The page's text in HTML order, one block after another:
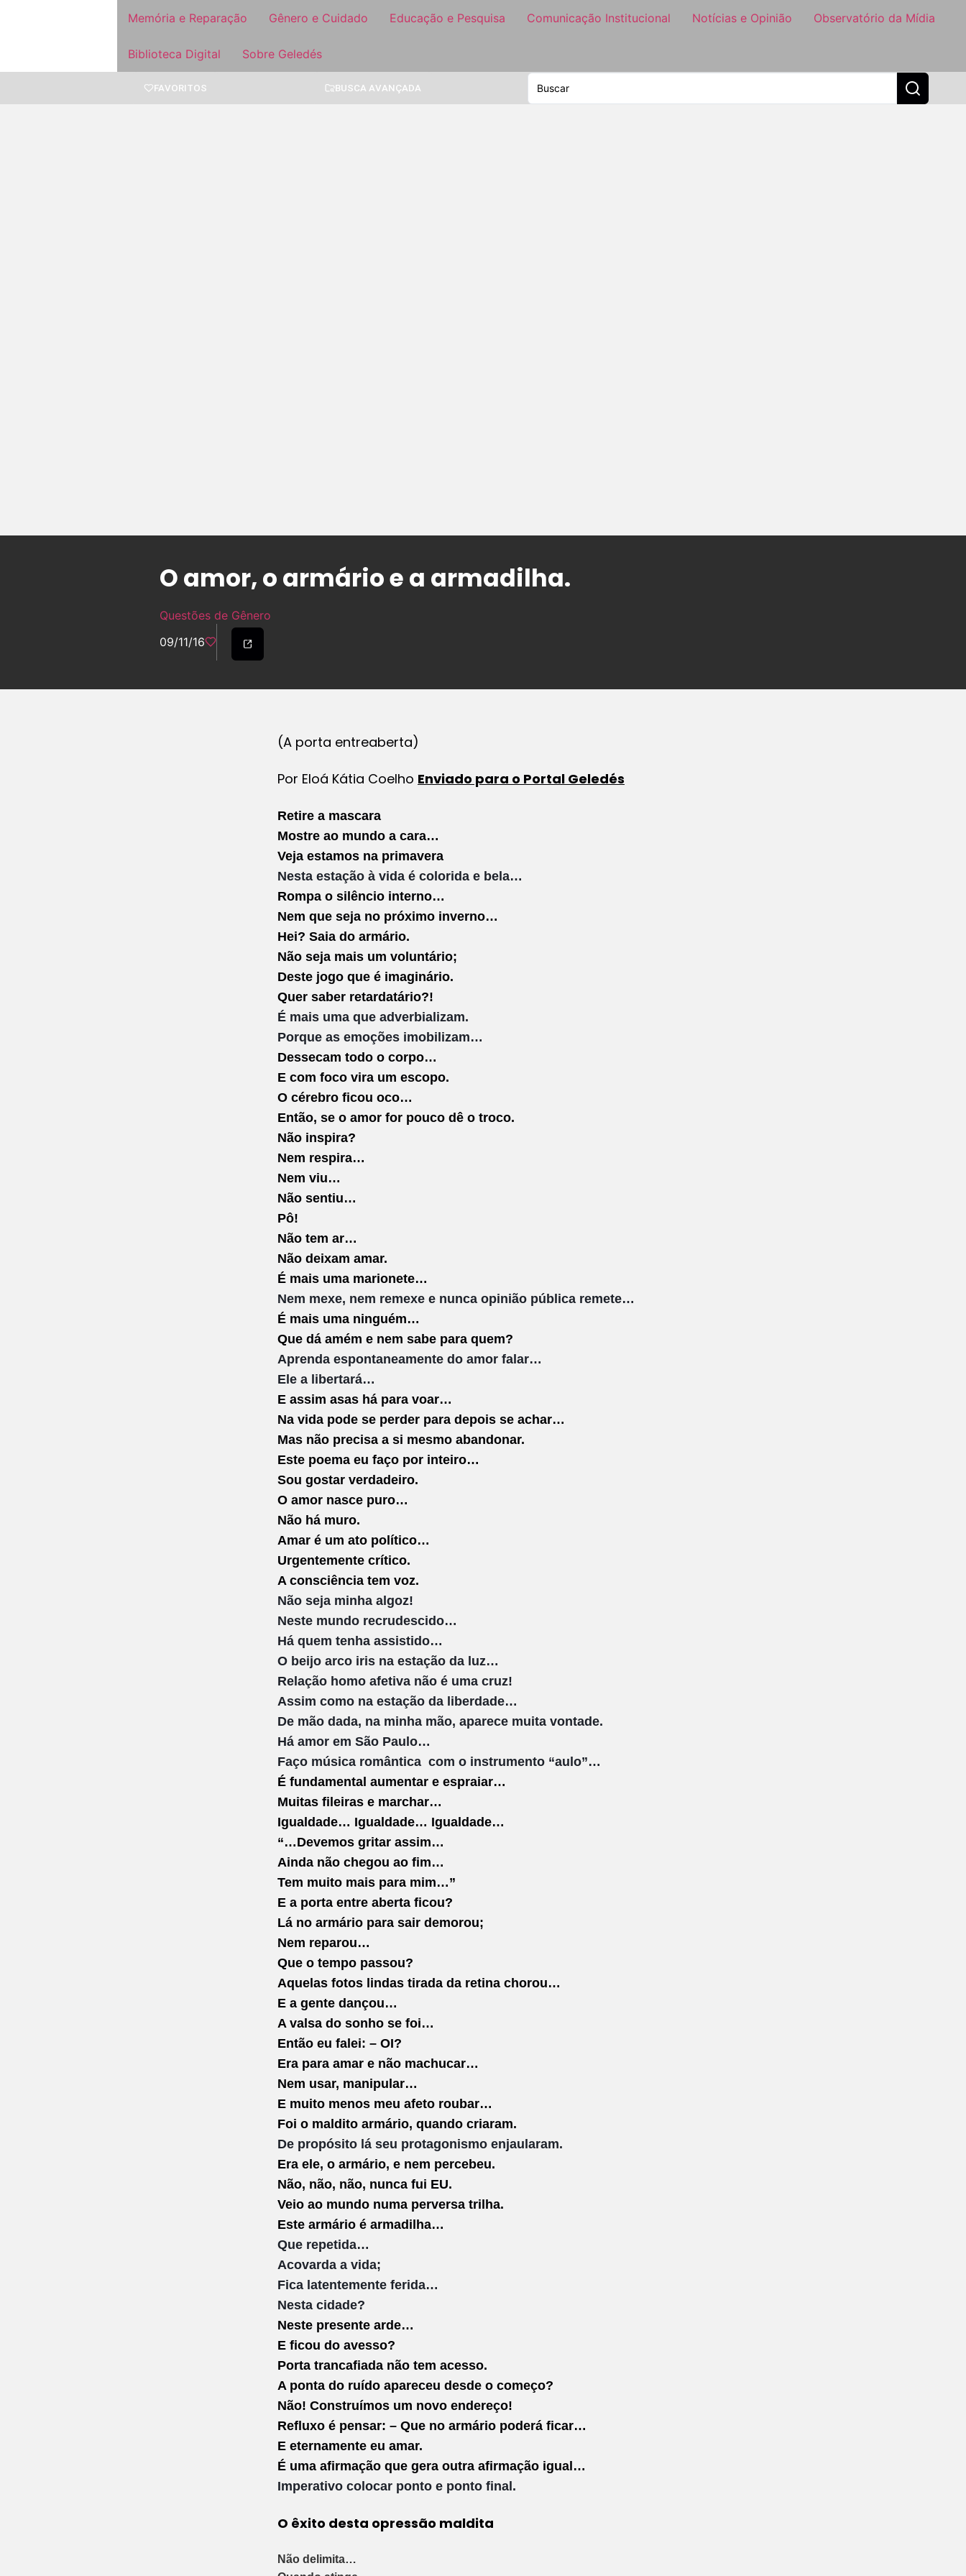
Memória e Reparação Gênero e Cuidado Educação e Pesquisa Comunicação Institucional Notícias e Opinião Observatório da Mídia
Biblioteca Digital Sobre Geledés
FAVORITOS BUSCA AVANÇADA
O amor, o armário e a armadilha.
Questões de Gênero
09/11/16
(A porta entreaberta)
Por Eloá Kátia Coelho Enviado para o Portal Geledés
Retire a mascara
Mostre ao mundo a cara…
Veja estamos na primavera
Nesta estação à vida é colorida e bela…
Rompa o silêncio interno…
Nem que seja no próximo inverno…
Hei? Saia do armário.
Não seja mais um voluntário;
Deste jogo que é imaginário.
Quer saber retardatário?!
É mais uma que adverbializam.
Porque as emoções imobilizam…
Dessecam todo o corpo…
E com foco vira um escopo.
O cérebro ficou oco…
Então, se o amor for pouco dê o troco.
Não inspira?
Nem respira…
Nem viu…
Não sentiu…
Pô!
Não tem ar…
Não deixam amar.
É mais uma marionete…
Nem mexe, nem remexe e nunca opinião pública remete…
É mais uma ninguém…
Que dá amém e nem sabe para quem?
Aprenda espontaneamente do amor falar…
Ele a libertará…
E assim asas há para voar…
Na vida pode se perder para depois se achar…
Mas não precisa a si mesmo abandonar.
Este poema eu faço por inteiro…
Sou gostar verdadeiro.
O amor nasce puro…
Não há muro.
Amar é um ato político…
Urgentemente crítico.
A consciência tem voz.
Não seja minha algoz!
Neste mundo recrudescido…
Há quem tenha assistido…
O beijo arco iris na estação da luz…
Relação homo afetiva não é uma cruz!
Assim como na estação da liberdade…
De mão dada, na minha mão, aparece muita vontade.
Há amor em São Paulo…
Faço música romântica com o instrumento “aulo”…
É fundamental aumentar e espraiar…
Muitas fileiras e marchar…
Igualdade… Igualdade… Igualdade…
“…Devemos gritar assim…
Ainda não chegou ao fim…
Tem muito mais para mim…”
E a porta entre aberta ficou?
Lá no armário para sair demorou;
Nem reparou…
Que o tempo passou?
Aquelas fotos lindas tirada da retina chorou…
E a gente dançou…
A valsa do sonho se foi…
Então eu falei: – OI?
Era para amar e não machucar…
Nem usar, manipular…
E muito menos meu afeto roubar…
Foi o maldito armário, quando criaram.
De propósito lá seu protagonismo enjaularam.
Era ele, o armário, e nem percebeu.
Não, não, não, nunca fui EU.
Veio ao mundo numa perversa trilha.
Este armário é armadilha…
Que repetida…
Acovarda a vida;
Fica latentemente ferida…
Nesta cidade?
Neste presente arde…
E ficou do avesso?
Porta trancafiada não tem acesso.
A ponta do ruído apareceu desde o começo?
Não! Construímos um novo endereço!
Refluxo é pensar: – Que no armário poderá ficar…
E eternamente eu amar.
É uma afirmação que gera outra afirmação igual…
Imperativo colocar ponto e ponto final.
O êxito desta opressão maldita
Não delimita…